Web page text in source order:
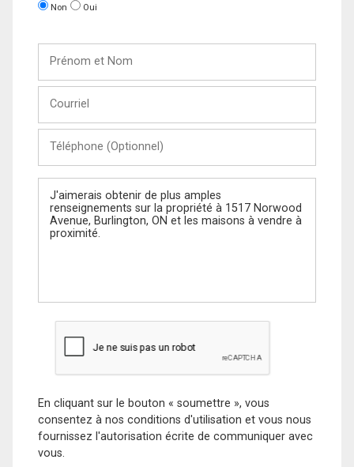
Non Oui
Nom
(Optionnel)
Message
En cliquant sur le bouton « soumettre », vous
consentez à nos conditions d'utilisation et vous nous
fournissez l'autorisation écrite de communiquer avec
vous.